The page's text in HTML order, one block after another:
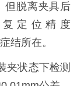
但脱离夹具后
定位精度
结所在。
夹状态下检测